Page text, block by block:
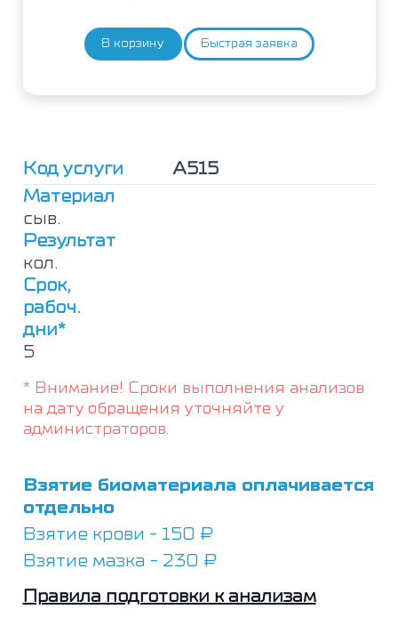
Код услуги
А515
Материал
сыв.
Результат
кол.
Срок,
рабоч.
дни*
5
* Внимание! Сроки выполнения анализов
на дату обращения уточняйте у
администраторов.
Взятие биоматериала оплачивается
отдельно
Взятие крови - 150 ₽
Взятие мазка - 230 ₽
Правила подготовки к анализам
Количество
(перо
гуся,
перо
В корзину Быстрая заявка